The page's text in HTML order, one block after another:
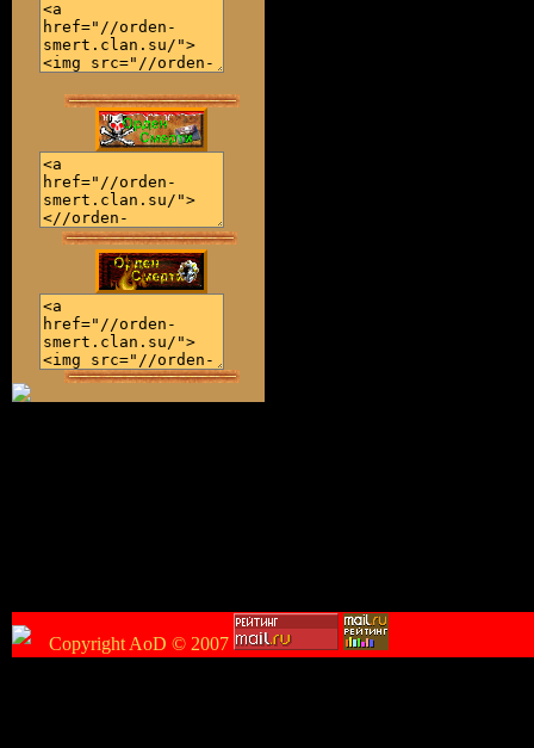
Copyright AoD © 2007